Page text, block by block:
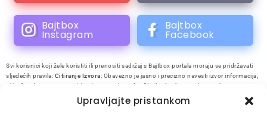
Upravljajte pristankom
Bajtbox
Instagram
Bajtbox
Facebook
Svi korisnici koji žele koristiti ili prenositi sadržaj s Bajtbox portala moraju se pridržavati
sljedećih pravila: Citiranje Izvora: Obavezno je jasno i precizno navesti izvor informacija,
uključujući naziv autora (ako dostupno), naslov članka ili teksta te datum objave.
: Svaka upotreba sadržaja mora uključivati aktivnu
poveznicu (link) koja vodi na izvorni tekst na Bajtbox portalu.Pravna Odgovornost